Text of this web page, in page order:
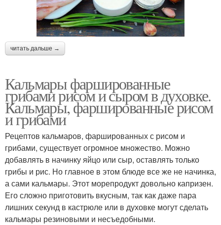
читать дальше →
Кальмары фаршированные
грибами рисом и сыром в духовке.
Кальмары, фаршированные рисом
и грибами
Рецептов кальмаров, фаршированных с рисом и
грибами, существует огромное множество. Можно
добавлять в начинку яйцо или сыр, оставлять только
грибы и рис. Но главное в этом блюде все же не начинка,
а сами кальмары. Этот морепродукт довольно капризен.
Его сложно приготовить вкусным, так как даже пара
лишних секунд в кастрюле или в духовке могут сделать
кальмары резиновыми и несъедобными.